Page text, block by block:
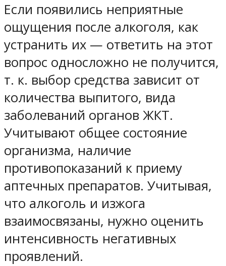
Если появились неприятные
ощущения после алкоголя, как
устранить их — ответить на этот
вопрос односложно не получится,
т. к. выбор средства зависит от
количества выпитого, вида
заболеваний органов ЖКТ.
Учитывают общее состояние
организма, наличие
противопоказаний к приему
аптечных препаратов. Учитывая,
что алкоголь и изжога
взаимосвязаны, нужно оценить
интенсивность негативных
проявлений.